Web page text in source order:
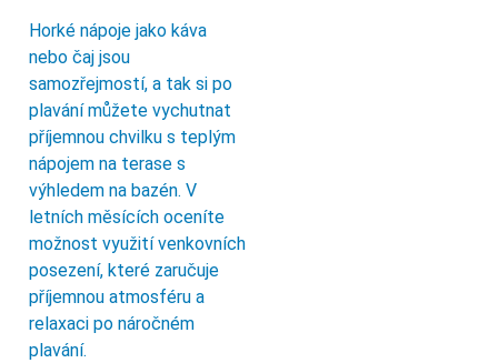
Horké nápoje jako káva
nebo čaj jsou
samozřejmostí, a tak si po
plavání můžete vychutnat
příjemnou chvilku s teplým
nápojem na terase s
výhledem na bazén. V
letních měsících oceníte
možnost využití venkovních
posezení, které zaručuje
příjemnou atmosféru a
relaxaci po náročném
plavání.